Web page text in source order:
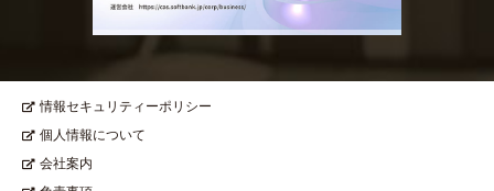
情報セキュリティーポリシー
個人情報について
会社案内